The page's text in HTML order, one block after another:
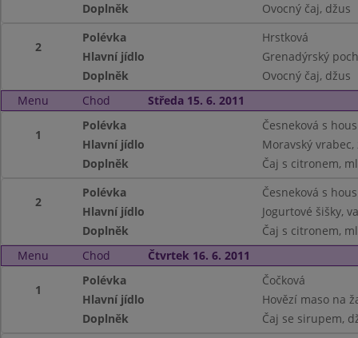
Doplněk
Ovocný čaj, džus
2
Polévka
Hrstková
Hlavní jídlo
Grenadýrský
Doplněk
Ovocný čaj, džus
Menu
Chod Středa 15. 6. 2011
1
Polévka
Česneková s
Hlavní jídlo
Moravský
Doplněk
Čaj s citronem,
2
Polévka
Česneková s
Hlavní jídlo
Jogurtové šišky,
Doplněk
Čaj s citronem,
Menu
Chod Čtvrtek 16. 6. 2011
1
Polévka
Čočková
Hlavní jídlo
Hovězí maso na
Doplněk
Čaj se sirupem,